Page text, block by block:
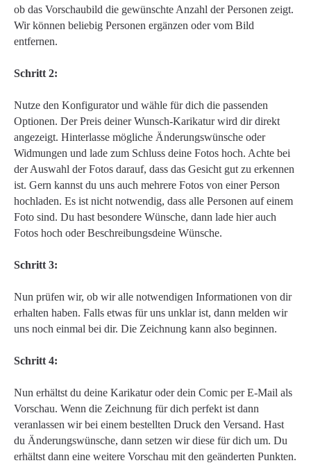
ob das Vorschaubild die gewünschte Anzahl der Personen zeigt.
Wir können beliebig Personen ergänzen oder vom Bild
entfernen.
Schritt 2:
Nutze den Konfigurator und wähle für dich die passenden
Optionen. Der Preis deiner Wunsch-Karikatur wird dir direkt
angezeigt. Hinterlasse mögliche Änderungswünsche oder
Widmungen und lade zum Schluss deine Fotos hoch. Achte bei
der Auswahl der Fotos darauf, dass das Gesicht gut zu erkennen
ist. Gern kannst du uns auch mehrere Fotos von einer Person
hochladen. Es ist nicht notwendig, dass alle Personen auf einem
Foto sind. Du hast besondere Wünsche, dann lade hier auch
Fotos hoch oder Beschreibungsdeine Wünsche.
Schritt 3:
Nun prüfen wir, ob wir alle notwendigen Informationen von dir
erhalten haben. Falls etwas für uns unklar ist, dann melden wir
uns noch einmal bei dir. Die Zeichnung kann also beginnen.
Schritt 4:
Nun erhältst du deine Karikatur oder dein Comic per E-Mail als
Vorschau. Wenn die Zeichnung für dich perfekt ist dann
veranlassen wir bei einem bestellten Druck den Versand. Hast
du Änderungswünsche, dann setzen wir diese für dich um. Du
erhältst dann eine weitere Vorschau mit den geänderten Punkten.